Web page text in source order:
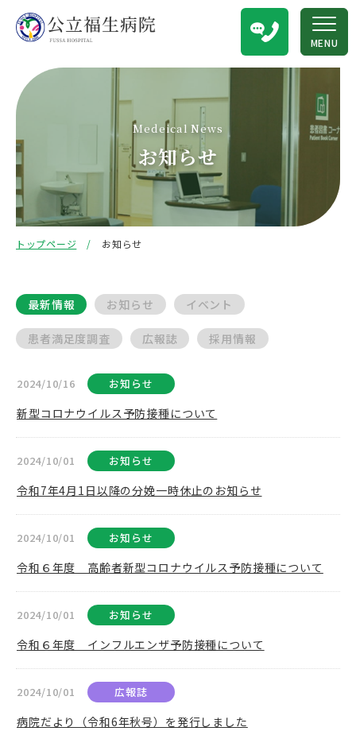
MENU
Medeical News
お知らせ
トップページ お知らせ
最新情報 お知らせ イベント
患者満足度調査 広報誌 採用情報
2024/10/16 お知らせ
新型コロナウイルス予防接種について
2024/10/01 お知らせ
令和7年4月1日以降の分娩一時休止のお知らせ
2024/10/01 お知らせ
令和６年度 高齢者新型コロナウイルス予防接種について
2024/10/01 お知らせ
令和６年度 インフルエンザ予防接種について
2024/10/01 広報誌
病院だより（令和6年秋号）を発行しました